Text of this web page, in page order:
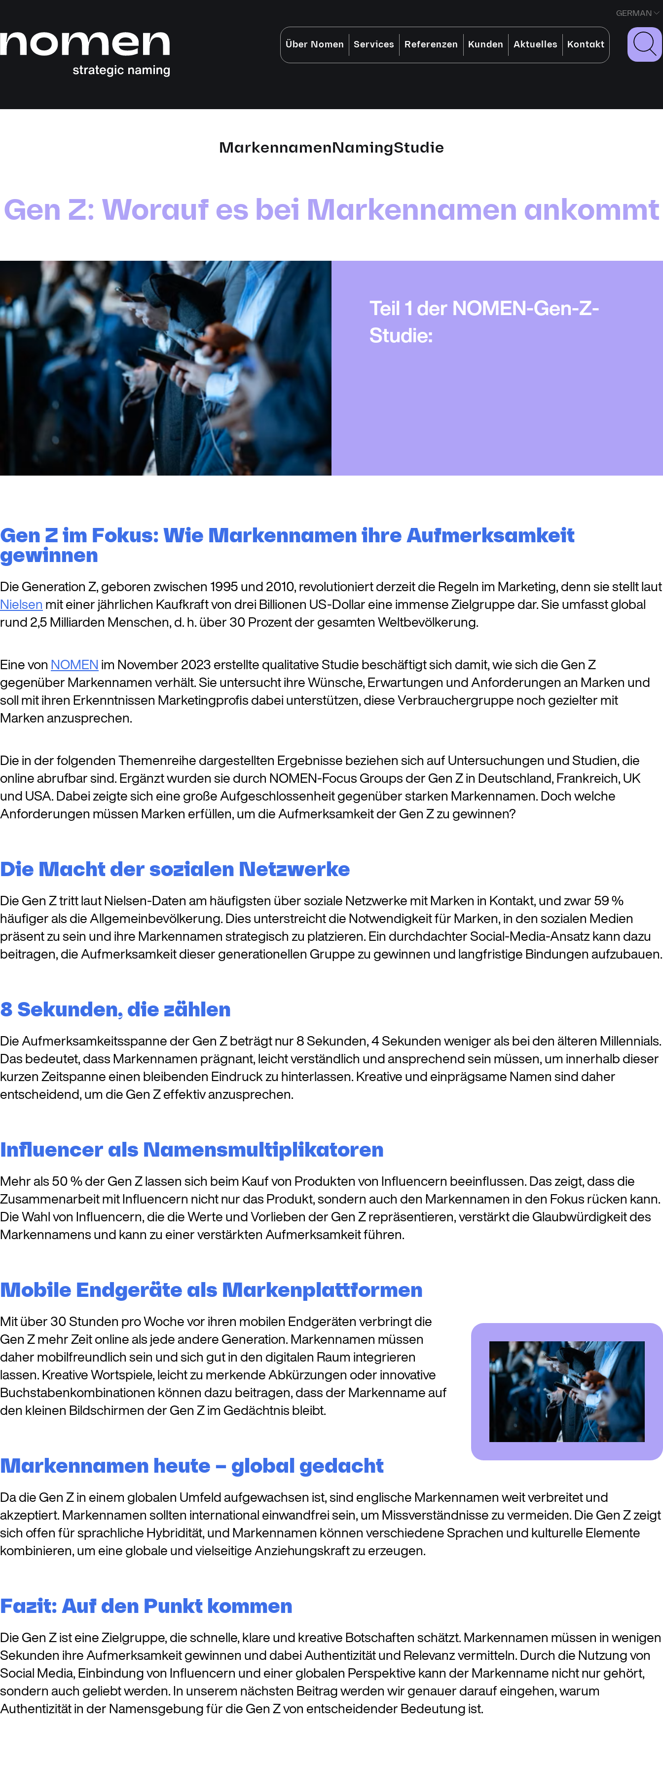
Über Nomen Services Referenzen Kunden Aktuelles Kontakt
GERMAN
MarkennamenNamingStudie
Gen Z: Worauf es bei Markennamen ankommt
Teil 1 der NOMEN-Gen-Z-
Studie:
Gen Z im Fokus: Wie Markennamen ihre Aufmerksamkeit
gewinnen
Die Generation Z, geboren zwischen 1995 und 2010, revolutioniert derzeit die Regeln im Marketing, denn sie stellt laut
Nielsen mit einer jährlichen Kaufkraft von drei Billionen US-Dollar eine immense Zielgruppe dar. Sie umfasst global
rund 2,5 Milliarden Menschen, d. h. über 30 Prozent der gesamten Weltbevölkerung.
Eine von NOMEN im November 2023 erstellte qualitative Studie beschäftigt sich damit, wie sich die Gen Z
gegenüber Markennamen verhält. Sie untersucht ihre Wünsche, Erwartungen und Anforderungen an Marken und
soll mit ihren Erkenntnissen Marketingprofis dabei unterstützen, diese Verbrauchergruppe noch gezielter mit
Marken anzusprechen.
Die in der folgenden Themenreihe dargestellten Ergebnisse beziehen sich auf Untersuchungen und Studien, die
online abrufbar sind. Ergänzt wurden sie durch NOMEN-Focus Groups der Gen Z in Deutschland, Frankreich, UK
und USA. Dabei zeigte sich eine große Aufgeschlossenheit gegenüber starken Markennamen. Doch welche
Anforderungen müssen Marken erfüllen, um die Aufmerksamkeit der Gen Z zu gewinnen?
Die Macht der sozialen Netzwerke
Die Gen Z tritt laut Nielsen-Daten am häufigsten über soziale Netzwerke mit Marken in Kontakt, und zwar 59 %
häufiger als die Allgemeinbevölkerung. Dies unterstreicht die Notwendigkeit für Marken, in den sozialen Medien
präsent zu sein und ihre Markennamen strategisch zu platzieren. Ein durchdachter Social-Media-Ansatz kann dazu
beitragen, die Aufmerksamkeit dieser generationellen Gruppe zu gewinnen und langfristige Bindungen aufzubauen.
8 Sekunden, die zählen
Die Aufmerksamkeitsspanne der Gen Z beträgt nur 8 Sekunden, 4 Sekunden weniger als bei den älteren Millennials.
Das bedeutet, dass Markennamen prägnant, leicht verständlich und ansprechend sein müssen, um innerhalb dieser
kurzen Zeitspanne einen bleibenden Eindruck zu hinterlassen. Kreative und einprägsame Namen sind daher
entscheidend, um die Gen Z effektiv anzusprechen.
Influencer als Namensmultiplikatoren
Mehr als 50 % der Gen Z lassen sich beim Kauf von Produkten von Influencern beeinflussen. Das zeigt, dass die
Zusammenarbeit mit Influencern nicht nur das Produkt, sondern auch den Markennamen in den Fokus rücken kann.
Die Wahl von Influencern, die die Werte und Vorlieben der Gen Z repräsentieren, verstärkt die Glaubwürdigkeit des
Markennamens und kann zu einer verstärkten Aufmerksamkeit führen.
Mobile Endgeräte als Markenplattformen
Mit über 30 Stunden pro Woche vor ihren mobilen Endgeräten verbringt die
Gen Z mehr Zeit online als jede andere Generation. Markennamen müssen
daher mobilfreundlich sein und sich gut in den digitalen Raum integrieren
lassen. Kreative Wortspiele, leicht zu merkende Abkürzungen oder innovative
Buchstabenkombinationen können dazu beitragen, dass der Markenname auf
den kleinen Bildschirmen der Gen Z im Gedächtnis bleibt.
Markennamen heute – global gedacht
Da die Gen Z in einem globalen Umfeld aufgewachsen ist, sind englische Markennamen weit verbreitet und
akzeptiert. Markennamen sollten international einwandfrei sein, um Missverständnisse zu vermeiden. Die Gen Z zeigt
sich offen für sprachliche Hybridität, und Markennamen können verschiedene Sprachen und kulturelle Elemente
kombinieren, um eine globale und vielseitige Anziehungskraft zu erzeugen.
Fazit: Auf den Punkt kommen
Die Gen Z ist eine Zielgruppe, die schnelle, klare und kreative Botschaften schätzt. Markennamen müssen in wenigen
Sekunden ihre Aufmerksamkeit gewinnen und dabei Authentizität und Relevanz vermitteln. Durch die Nutzung von
Social Media, Einbindung von Influencern und einer globalen Perspektive kann der Markenname nicht nur gehört,
sondern auch geliebt werden. In unserem nächsten Beitrag werden wir genauer darauf eingehen, warum
Authentizität in der Namensgebung für die Gen Z von entscheidender Bedeutung ist.